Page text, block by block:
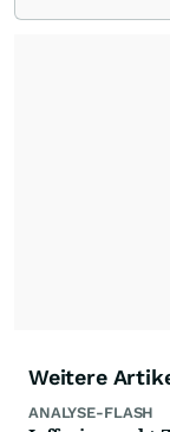
Weitere
ANALYSE-FLASH